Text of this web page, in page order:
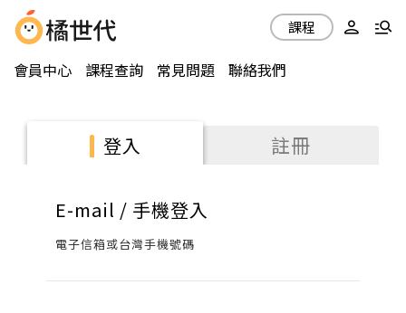
會員中心 課程查詢 常見問題 聯絡我們
課程
登入 註冊
E-mail / 手機登入
電子信箱或台灣手機號碼